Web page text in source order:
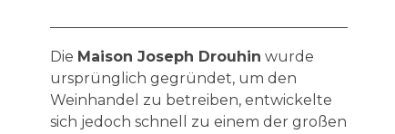
Die Maison Joseph Drouhin wurde
ursprünglich gegründet, um den
Weinhandel zu betreiben, entwickelte
sich jedoch schnell zu einem der großen